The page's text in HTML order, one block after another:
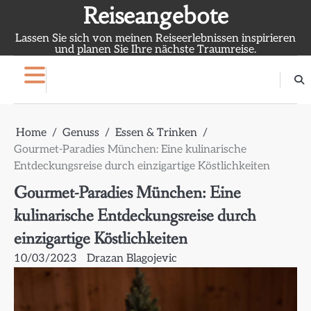
content
Reiseangebote
Lassen Sie sich von meinen Reiseerlebnissen inspirieren
und planen Sie Ihre nächste Traumreise.
Home Genuss
Essen & Trinken
Gourmet-Paradies München: Eine kulinarische
Entdeckungsreise durch einzigartige Köstlichkeiten
Gourmet-Paradies München: Eine
kulinarische Entdeckungsreise durch
einzigartige Köstlichkeiten
10/03/2023 Drazan Blagojevic